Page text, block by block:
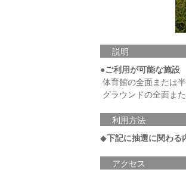
説明
●ご利用が可能な施設
体育館の全面または
グラウンドの全面ま
利用方法
◆下記に抽選に関わる
アクセス